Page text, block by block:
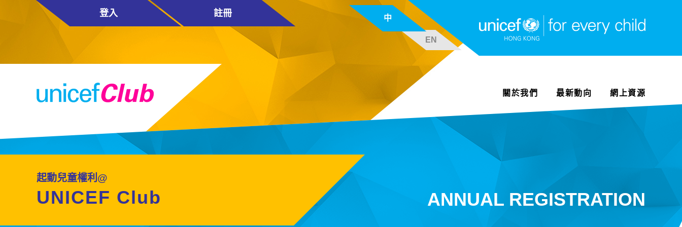
登入 註冊 中
EN
關於我們 最新動向 網上資源
起動兒童權利@
UNICEF Club ANNUAL REGISTRATION